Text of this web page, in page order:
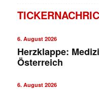
6. August 2026
Herzklappe:
Österreich
6. August 2026